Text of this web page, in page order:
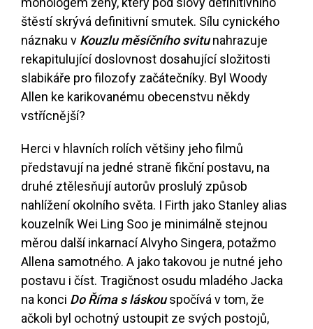
štěstí skrývá definitivní smutek. Sílu cynického
náznaku v Kouzlu měsíčního svitunahrazuje
rekapitulující doslovnost dosahující složitosti
slabikáře pro filozofy začátečníky. Byl Woody
Allen ke karikovanému obecenstvu někdy
vstřícnější?
Herci v hlavních rolích většiny jeho filmů
představují na jedné straně fikční postavu, na
druhé ztělesňují autorův proslulý způsob
nahlížení okolního světa. I Firth jako Stanley alias
kouzelník Wei Ling Soo je minimálně stejnou
měrou další inkarnací Alvyho Singera, potažmo
Allena samotného. A jako takovou je nutné jeho
postavu i číst. Tragičnost osudu mladého Jacka
na konci Do Říma s láskouspočívá v tom, že
ačkoli byl ochotný ustoupit ze svých postojů,